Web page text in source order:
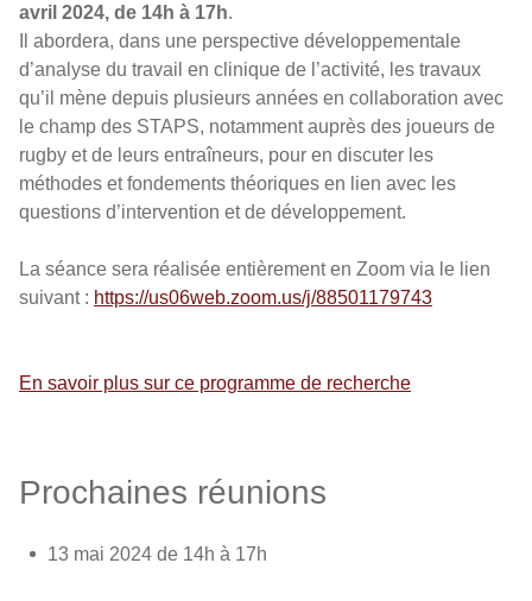
avril 2024, de 14h à 17h.
Il abordera, dans une perspective développementale
d’analyse du travail en clinique de l’activité, les travaux
qu’il mène depuis plusieurs années en collaboration avec
le champ des STAPS, notamment auprès des joueurs de
rugby et de leurs entraîneurs, pour en discuter les
méthodes et fondements théoriques en lien avec les
questions d’intervention et de développement.
La séance sera réalisée entièrement en Zoom via le lien
suivant : https://us06web.zoom.us/j/88501179743
En savoir plus sur ce programme de recherche
Prochaines réunions
13 mai 2024 de 14h à 17h